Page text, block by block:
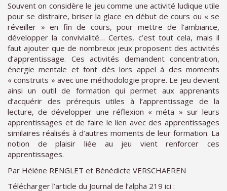
Souvent on considère le jeu comme une activité ludique utile
pour se distraire, briser la glace en début de cours ou « se
réveiller » en fin de cours, pour mettre de l’ambiance,
développer la convivialité… Certes, c’est tout cela, mais il
faut ajouter que de nombreux jeux proposent des activités
d’apprentissage. Ces activités demandent concentration,
énergie mentale et font dès lors appel à des moments
« construits » avec une méthodologie propre. Le jeu devient
ainsi un outil de formation qui permet aux apprenants
d’acquérir des prérequis utiles à l’apprentissage de la
lecture, de développer une réflexion « méta » sur leurs
apprentissages et de faire le lien avec des apprentissages
similaires réalisés à d’autres moments de leur formation. La
notion de plaisir liée au jeu vient renforcer ces
apprentissages.
Par Hélène RENGLET et Bénédicte VERSCHAEREN
Télécharger l’article du Journal de l’alpha 219 ici :